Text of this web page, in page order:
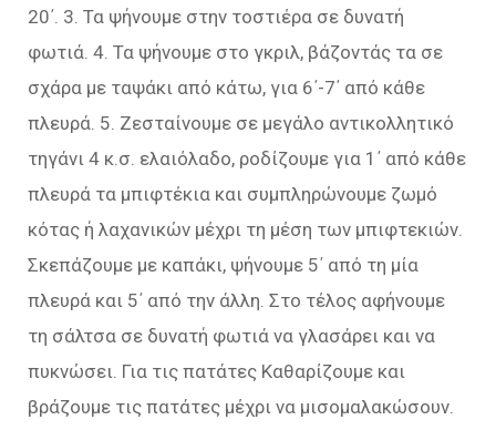
20΄. 3. Τα ψήνουμε στην τοστιέρα σε δυνατή
φωτιά. 4. Τα ψήνουμε στο γκριλ, βάζοντάς τα σε
σχάρα με ταψάκι από κάτω, για 6΄-7΄ από κάθε
πλευρά. 5. Ζεσταίνουμε σε μεγάλο αντικολλητικό
τηγάνι 4 κ.σ. ελαιόλαδο, ροδίζουμε για 1΄ από κάθε
πλευρά τα μπιφτέκια και συμπληρώνουμε ζωμό
κότας ή λαχανικών μέχρι τη μέση των μπιφτεκιών.
Σκεπάζουμε με καπάκι, ψήνουμε 5΄ από τη μία
πλευρά και 5΄ από την άλλη. Στο τέλος αφήνουμε
τη σάλτσα σε δυνατή φωτιά να γλασάρει και να
πυκνώσει. Για τις πατάτες Καθαρίζουμε και
βράζουμε τις πατάτες μέχρι να μισομαλακώσουν.